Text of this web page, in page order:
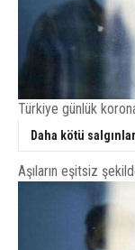
Türkiye günlük
Daha kötü
Aşıların eşitsiz